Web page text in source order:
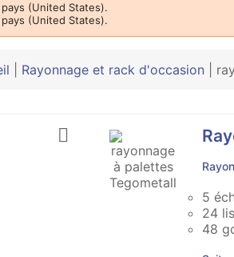
(United States).
(United States).
Rayonnage et rack d'occasion

5
24
48